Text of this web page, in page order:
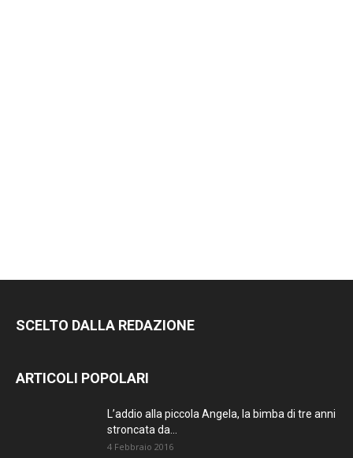
SCELTO DALLA REDAZIONE
ARTICOLI POPOLARI
L’addio alla piccola Angela, la bimba di tre anni
stroncata da...
4 Febbraio 2016
RIMANI
AGGIORNATO.
METTI UN
MI PIACE!